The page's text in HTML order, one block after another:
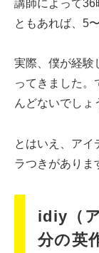
講師によって36
ともあれば、5
実際、僕が経験
ってきました。
んどないでしょ
とはいえ、アイ
ラつきがありま
idiy（
分の英